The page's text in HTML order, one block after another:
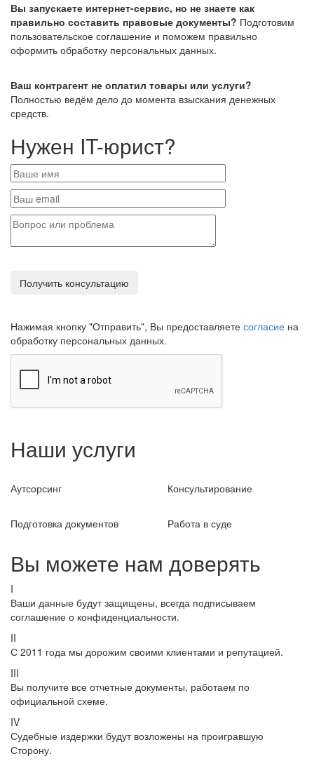
Вы запускаете интернет-сервис, но не знаете как
правильно составить правовые документы? Подготовим
пользовательское соглашение и поможем правильно
оформить обработку персональных данных.
Ваш контрагент не оплатил товары или услуги?
Полностью ведём дело до момента взыскания денежных
средств.
Нужен IT-юрист?
Нажимая кнопку "Отправить", Вы предоставляете согласие на
обработку персональных данных.
Наши услуги
Аутсорсинг Консультирование
Подготовка документов Работа в суде
Вы можете нам доверять
I
Ваши данные будут защищены, всегда подписываем
соглашение о конфиденциальности.
II
С 2011 года мы дорожим своими клиентами и репутацией.
III
Вы получите все отчетные документы, работаем по
официальной схеме.
IV
Судебные издержки будут возложены на проигравшую
Сторону.